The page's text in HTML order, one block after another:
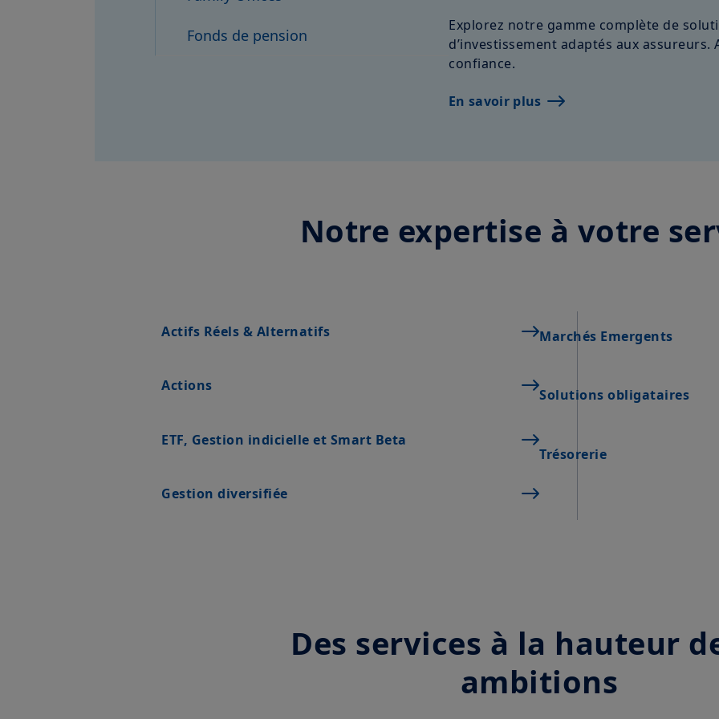
Fonds de pension
Explorez notre gamme complète de
d’investissement adaptés aux
confiance.
En savoir plus
Notre expertise à votre
Actifs Réels & Alternatifs
Actions
ETF, Gestion indicielle et Smart Beta
Gestion diversifiée
Marchés Emergents
Solutions obligataires
Trésorerie
Des services à la hauteur
ambitions
moment.
Votre accès à ce site est soumis au respect de la
aux «Mentions légales / Conditions générales d’accès
Conditions et les avoir acceptées. Nous vous